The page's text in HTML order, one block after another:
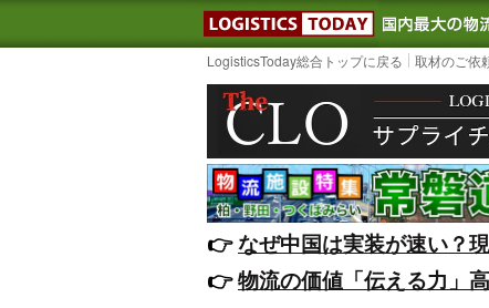
LOGISTICS
LogisticsToday総合トップに戻る 取材のご依
👉️なぜ中国は実装が速い？
👉️物流の価値「伝える力」